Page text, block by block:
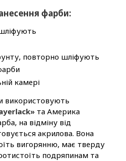
фарби:
повторно шліфують
камері
використовують
та Америка
на відміну від
акрилова. Вона
вигорянню, має тверду
подряпинам та